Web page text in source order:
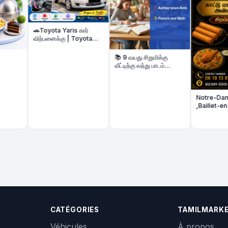
🚗Toyota Yaris கார்
விற்பனைக்கு | Toyota
Yaris Automatique –
📚 9 வயது சிறுமிக்கு
வீட்டிற்கு வந்து பாடம்
Notre-Dame de
,Baillet-en-France,
CATÉGORIES